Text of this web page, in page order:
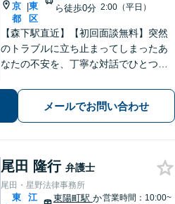
京
都
|東
区
ら徒歩0分 2:00（平日）
【森下駅直近】【初回面談無料】突然
のトラブルに立ち止まってしまったあ
なたの不安を、丁寧な対話でひとつず
要望に合わせた柔軟な対応を徹底。納
得して次の一歩を踏み出せるよう全力
で寄り添います。【弁護士直通・LINE
相談可】
メールでお問い合わせ
尾田 隆行 弁護士
尾田・星野法律事務所
東
江
東陽町駅 か営業時間：10:00~